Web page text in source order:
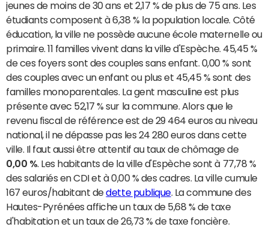
jeunes de moins de 30 ans et 2,17 % de plus de 75 ans. Les
étudiants composent à 6,38 % la population locale. Côté
éducation, la ville ne possède aucune école maternelle ou
primaire. 11 familles vivent dans la ville d'Espèche. 45,45 %
de ces foyers sont des couples sans enfant. 0,00 % sont
des couples avec un enfant ou plus et 45,45 % sont des
familles monoparentales. La gent masculine est plus
présente avec 52,17 % sur la commune. Alors que le
revenu fiscal de référence est de 29 464 euros au niveau
national, il ne dépasse pas les 24 280 euros dans cette
ville. Il faut aussi être attentif au taux de chômage de
0,00 % . Les habitants de la ville d'Espèche sont à 77,78 %
des salariés en CDI et à 0,00 % des cadres. La ville cumule
167 euros/habitant dedette publique. La commune des
Hautes-Pyrénées affiche un taux de 5,68 % de taxe
d'habitation et un taux de 26,73 % de taxe foncière.